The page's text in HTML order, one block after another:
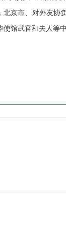
京市、对外友
馆武官和夫人等中